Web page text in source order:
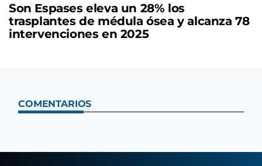
Son Espases eleva un 28% los
trasplantes de médula ósea y alcanza 78
intervenciones en 2025
COMENTARIOS